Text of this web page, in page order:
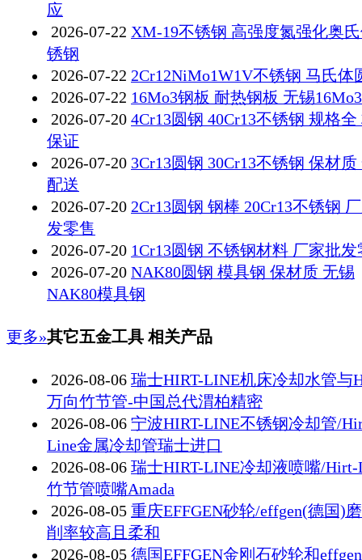
应
2026-07-22 XM-19不锈钢 高强度氮强化奥
锈钢
2026-07-22 2Cr12NiMo1W1V不锈钢 马氏体
2026-07-22 16Mo3钢板 耐热钢板 无锡
2026-07-20 4Cr13圆钢 40Cr13不锈钢 规格全
保证
2026-07-20 3Cr13圆钢 30Cr13不锈钢 保材质
配送
2026-07-20 2Cr13圆钢 钢棒 20Cr13不锈钢
发零售
2026-07-20 1Cr13圆钢 不锈钢材料 厂家批发
2026-07-20 NAK80圆钢 模具钢 保材质 无锡
NAK80模具钢
更多»其它五金工具 相关产品
2026-08-06 瑞士HIRT-LINE机床冷却水管与
万向竹节管-中国总代渭柏精密
2026-08-06 宁波HIRT-LINE不锈钢冷却管/
Line金属冷却管瑞士进口
2026-08-06 瑞士HIRT-LINE冷却液喷嘴/Hirt-
竹节管喷嘴Amada
2026-08-05 重庆EFFGEN砂轮/effgen(德国)
削率较高且柔和
2026-08-05 德国EFFGEN金刚石砂轮和